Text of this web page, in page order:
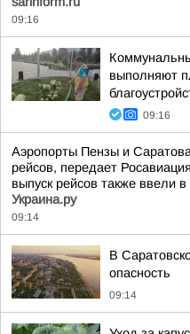
09:16
выполняют
09:16
Аэропорты Пензы и
рейсов, передает
выпуск рейсов также ввели
Украина.ру
09:14
В
опасность
09:14